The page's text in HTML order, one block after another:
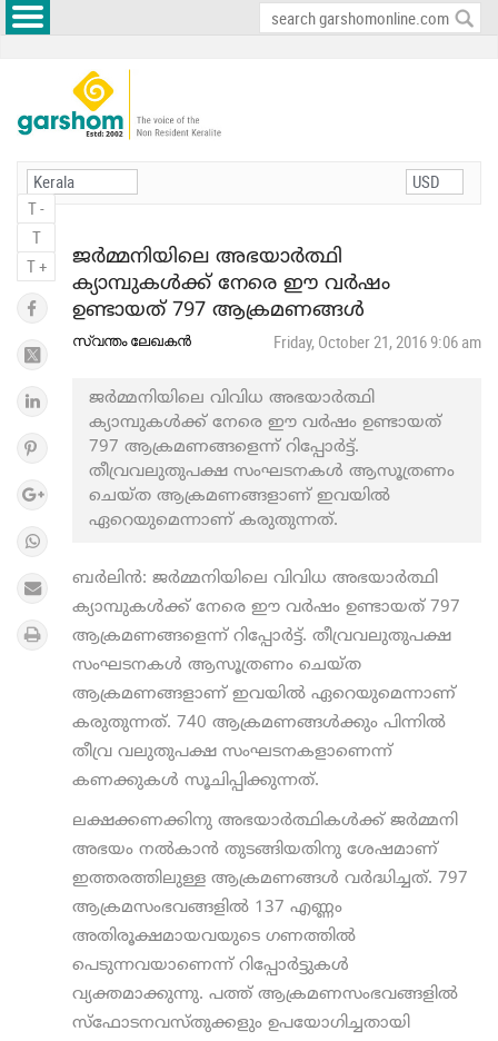
T -
T
T +
ജർമ്മനിയിലെ അഭയാർത്ഥി
ക്യാമ്പുകൾക്ക് നേരെ ഈ വർഷം
ഉണ്ടായത് 797 ആക്രമണങ്ങള്‍
സ്വന്തം ലേഖകൻ Friday, October 21, 2016 9:06 am
ജർമ്മനിയിലെ വിവിധ അഭയാർത്ഥി
ക്യാമ്പുകൾക്ക് നേരെ ഈ വർഷം ഉണ്ടായത്
797 ആക്രമണങ്ങളെന്ന് റിപ്പോർട്ട്.
തീവ്രവലുതുപക്ഷ സംഘടനകൾ ആസൂത്രണം
ചെയ്ത ആക്രമണങ്ങളാണ് ഇവയിൽ
ഏറെയുമെന്നാണ് കരുതുന്നത്.
ബർലിൻ: ജർമ്മനിയിലെ വിവിധ അഭയാർത്ഥി
ക്യാമ്പുകൾക്ക് നേരെ ഈ വർഷം ഉണ്ടായത് 797
ആക്രമണങ്ങളെന്ന് റിപ്പോർട്ട്. തീവ്രവലുതുപക്ഷ
സംഘടനകൾ ആസൂത്രണം ചെയ്ത
ആക്രമണങ്ങളാണ് ഇവയിൽ ഏറെയുമെന്നാണ്
കരുതുന്നത്. 740 ആക്രമണങ്ങൾക്കും പിന്നിൽ
തീവ്ര വലുതുപക്ഷ സംഘടനകളാണെന്ന്
കണക്കുകൾ സൂചിപ്പിക്കുന്നത്.
ലക്ഷക്കണക്കിനു അഭയാർത്ഥികൾക്ക് ജർമ്മനി
അഭയം നൽകാൻ തുടങ്ങിയതിനു ശേഷമാണ്
ഇത്തരത്തിലുള്ള ആക്രമണങ്ങൾ വർദ്ധിച്ചത്. 797
ആക്രമസംഭവങ്ങളില്‍ 137 എണ്ണം
അതിരൂക്ഷമായവയുടെ ഗണത്തിൽ
പെടുന്നവയാണെന്ന് റിപ്പോർട്ടുകൾ
വ്യക്തമാക്കുന്നു. പത്ത് ആക്രമണസംഭവങ്ങളിൽ
സ്ഫോടനവസ്തുക്കളും ഉപയോഗിച്ചതായി